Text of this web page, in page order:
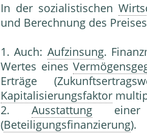
In der sozialistischen
und Berechnung des
1. Auch: Aufzinsung.
Wertes eines
Erträge
Kapitalisierungsfaktor
2. Ausstattung
(Beteiligungsfinanzierung).